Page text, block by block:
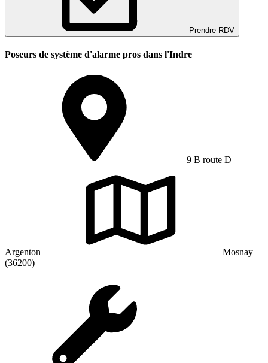
Prendre RDV
Poseurs de système d'alarme pros dans l'Indre
9 B route D
Argenton
Mosnay
(36200)